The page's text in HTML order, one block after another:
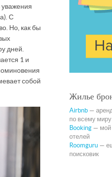
С
Но, как бы
дней.
1 и
собой
Жилье
Airbnb —
по всему миру
Booking — мой
отелей
Roomguru —
поисковик